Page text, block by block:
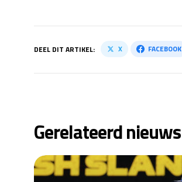
DEEL DIT ARTIKEL: X FACEBOOK
Gerelateerd nieuws